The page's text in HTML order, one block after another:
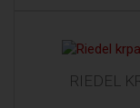
RIEDEL